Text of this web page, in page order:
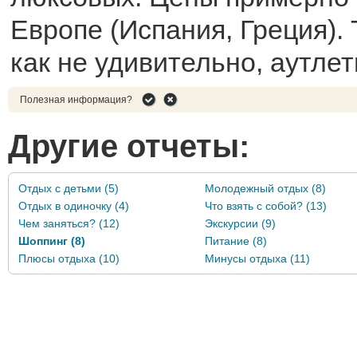
Европе (Испания, Греция).
как не удивительно,
Полезная информация?
Другие отчеты:
Отдых с детьми (5)
Молодежный отдых (8)
Отдых в одиночку (4)
Что взять с собой? (13)
Чем заняться? (12)
Экскурсии (9)
Шоппинг (8)
Питание (8)
Плюсы отдыха (10)
Минусы отдыха (11)